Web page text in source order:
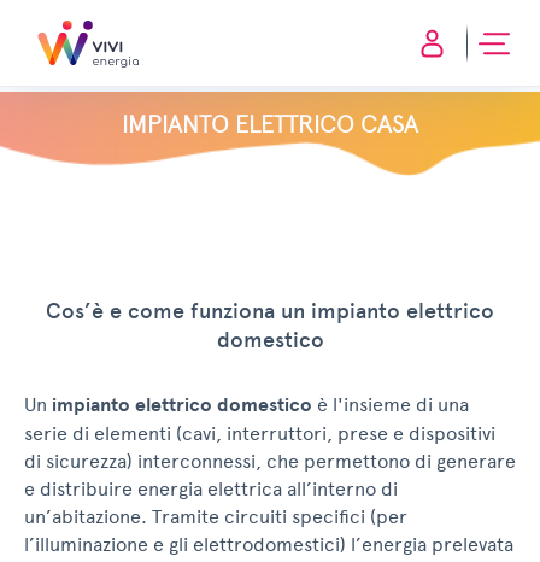
IMPIANTO ELETTRICO CASA
Cos’è e come funziona un impianto elettrico
domestico
Un impianto elettrico domestico è l'insieme di una
serie di elementi (cavi, interruttori, prese e dispositivi
di sicurezza) interconnessi, che permettono di generare
e distribuire energia elettrica all’interno di
un’abitazione. Tramite circuiti specifici (per
l’illuminazione e gli elettrodomestici) l’energia prelevata